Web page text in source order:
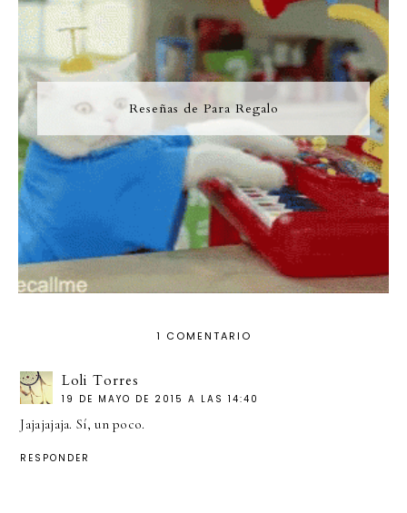
Reseñas de Para Regalo
1 COMENTARIO
Loli Torres
19 DE MAYO DE 2015 A LAS 14:40
Jajajajaja. Sí, un poco.
RESPONDER